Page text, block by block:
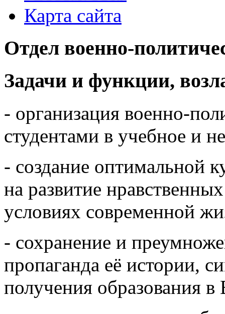
Карта сайта
Отдел военно-
Задачи и функции,
- организация военно-
студентами в учебное и
- создание оптимальной
на развитие
условиях современной
- сохранение и
пропаганда её истории,
получения образования